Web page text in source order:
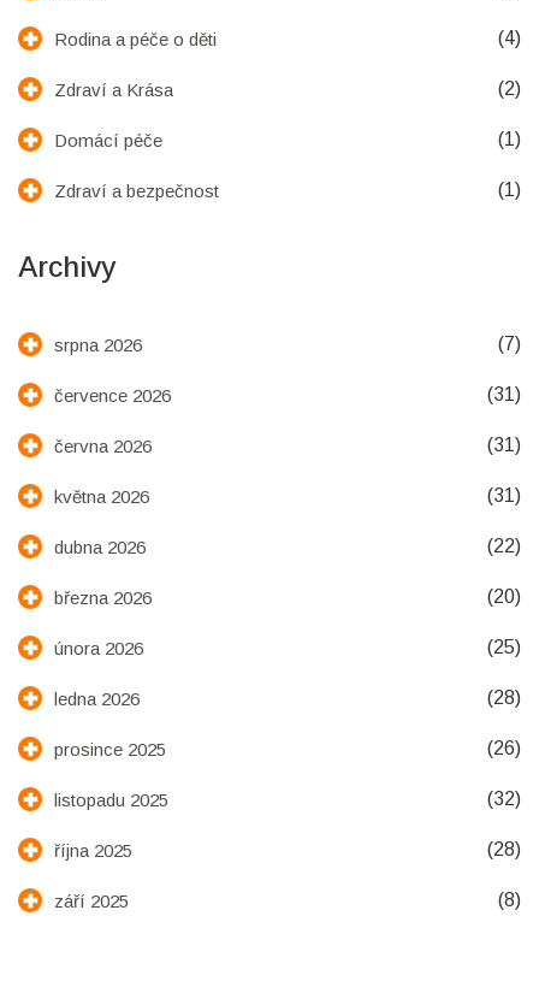
Rodina a péče o děti (4)
Zdraví a Krása (2)
Domácí péče (1)
Zdraví a bezpečnost (1)
Archivy
srpna 2026 (7)
července 2026 (31)
června 2026 (31)
května 2026 (31)
dubna 2026 (22)
března 2026 (20)
února 2026 (25)
ledna 2026 (28)
prosince 2025 (26)
listopadu 2025 (32)
října 2025 (28)
září 2025 (8)